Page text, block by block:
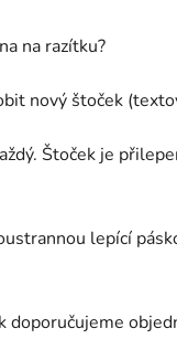
na razítku?
nový štoček
Štoček je
lepící
doporučujeme